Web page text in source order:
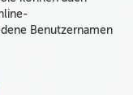
Benutzernamen